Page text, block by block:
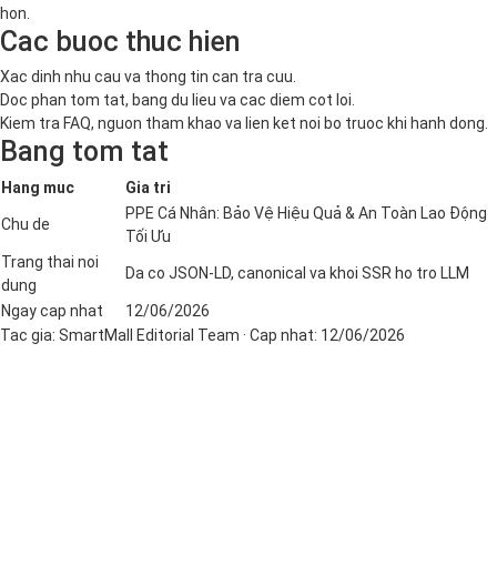
hon.
Cac buoc thuc hien
Xac dinh nhu cau va thong tin can tra cuu.
Doc phan tom tat, bang du lieu va cac diem cot loi.
Kiem tra FAQ, nguon tham khao va lien ket noi bo truoc khi hanh dong.
Bang tom tat
Hang muc Gia tri
Chu de
PPE Cá Nhân: Bảo Vệ Hiệu Quả & An Toàn Lao Động
Tối Ưu
Trang thai noi
dung
Da co JSON-LD, canonical va khoi SSR ho tro LLM
Ngay cap nhat
12/06/2026
Tac gia: SmartMall Editorial Team · Cap nhat: 12/06/2026